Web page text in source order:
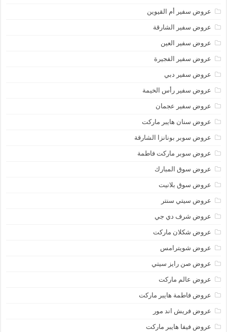
عروض سفير أم القيوين
عروض سفير الشارقة
عروض سفير العين
عروض سفير الفجيرة
عروض سفير دبي
عروض سفير رأس الخيمة
عروض سفير عجمان
عروض سنان هايبر ماركت
عروض سوبر بونانزا الشارقة
عروض سوبر ماركت فاطمة
عروض سوق المبارك
عروض سوق بلانيت
عروض سيتي سنتر
عروض شرف دي جي
عروض شكلان ماركت
عروض شويترامس
عروض صن رايز سيتي
عروض عالم ماركت
عروض فاطمة هايبر ماركت
عروض فريش اند مور
عروض فيفا هايبر ماركت